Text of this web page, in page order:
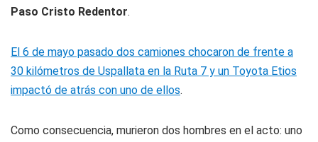
Paso Cristo Redentor.
El 6 de mayo pasado dos camiones chocaron de frente a
30 kilómetros de Uspallata en la Ruta 7 y un Toyota Etios
impactó de atrás con uno de ellos.
Como consecuencia, murieron dos hombres en el acto: uno